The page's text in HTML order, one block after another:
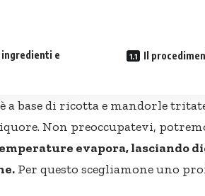
e
Il
a base di ricotta e mandorle
Non preoccupatevi,
evapora, lasciando
Per questo scegliamone uno